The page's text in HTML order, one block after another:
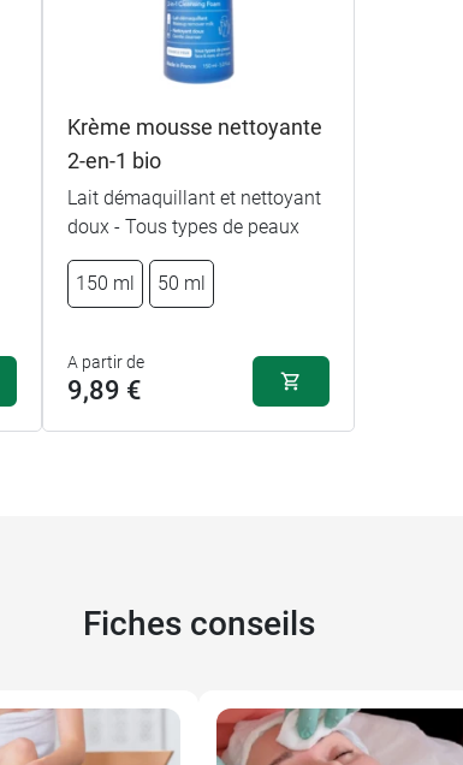
Krème mousse nettoyante
2-en-1 bio
Lait démaquillant et nettoyant
doux - Tous types de peaux
150 ml 50 ml
A partir de
9,89 €
Fiches conseils